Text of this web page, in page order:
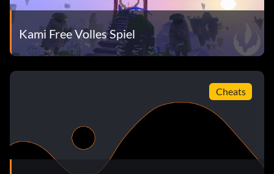
Kami Free Volles Spiel
Cheats